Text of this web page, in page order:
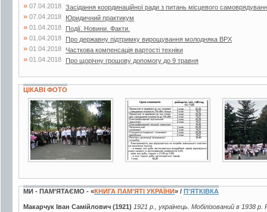
» 07.04.2018 Засідання координаційної ради з питань місцевого
» 07.04.2018 Юридичний практикум
» 01.04.2018 Події. Новини. Факти.
» 01.04.2018 Про державну підтримку вирощування молодняка ВРХ
» 01.04.2018 Часткова компенсація вартості техніки
» 01.04.2018 Про щорічну грошову допомогу до 9 травня
ЦІКАВІ ФОТО
27 фото 2 фото 19 фото
МИ - ПАМ’ЯТАЄМО - «КНИГА ПАМ’ЯТІ УКРАЇНИ» / П'ЯТКІВКА
Макарчук Іван Самійлович (1921) 1921 р., українець. Мобілізований в 1938